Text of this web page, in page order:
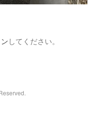
してください。